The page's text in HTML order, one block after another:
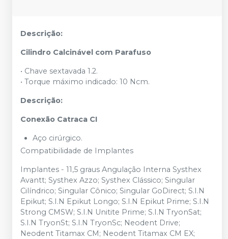
Descrição:
Cilindro Calcinável com Parafuso
• Chave sextavada 1.2.
• Torque máximo indicado: 10 Ncm.
Descrição:
Conexão Catraca CI
Aço cirúrgico.
Compatibilidade de Implantes
Implantes - 11,5 graus Angulação Interna Systhex
Avantt; Systhex Azzo; Systhex Clássico; Singular
Cilíndrico; Singular Cônico; Singular GoDirect; S.I.N
Epikut; S.I.N Epikut Longo; S.I.N Epikut Prime; S.I.N
Strong CMSW; S.I.N Unitite Prime; S.I.N TryonSat;
S.I.N TryonSt; S.I.N TryonSc; Neodent Drive;
Neodent Titamax CM; Neodent Titamax CM EX;